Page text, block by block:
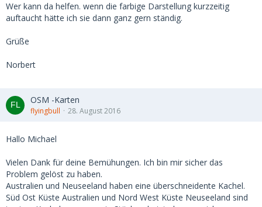
Wer kann da helfen. wenn die farbige Darstellung kurzzeitig
auftaucht hätte ich sie dann ganz gern ständig.
Grüße
Norbert
OSM -Karten
flyingbull 28. August 2016
Hallo Michael
Vielen Dank für deine Bemühungen. Ich bin mir sicher das
Problem gelöst zu haben.
Australien und Neuseeland haben eine überschneidente Kachel.
Süd Ost Küste Australien und Nord West Küste Neuseeland sind